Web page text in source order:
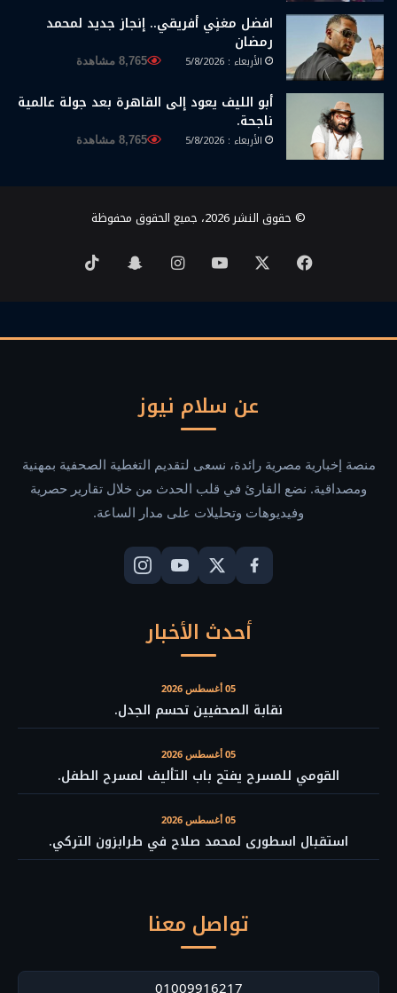
افضل مغنٍي أفريقي.. إنجاز جديد لمحمد
رمضان
الأربعاء : 5/8/2026 8,765 مشاهدة
أبو الليف يعود إلى القاهرة بعد جولة عالمية
ناجحة.
الأربعاء : 5/8/2026 8,765 مشاهدة
© حقوق النشر 2026، جميع الحقوق محفوظة
فيسبوك ‫YouTubeانستقرامسناب
عن سلام نيوز
منصة إخبارية مصرية رائدة، نسعى لتقديم التغطية الصحفية بمهنية
ومصداقية. نضع القارئ في قلب الحدث من خلال تقارير حصرية
وفيديوهات وتحليلات على مدار الساعة.
أحدث الأخبار
05 أغسطس 2026
نقابة الصحفيين تحسم الجدل.
05 أغسطس 2026
القومي للمسرح يفتح باب التأليف لمسرح الطفل.
05 أغسطس 2026
استقبال اسطورى لمحمد صلاح في طرابزون التركي.
تواصل معنا
01009916217